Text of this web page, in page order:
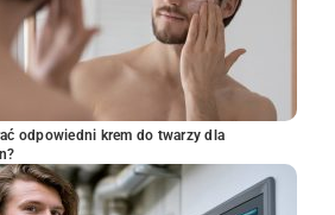
odpowiedni krem do twarzy dla